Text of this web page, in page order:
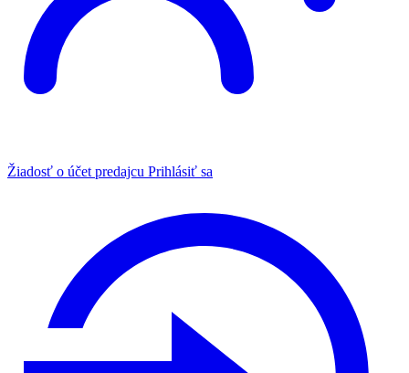
Žiadosť o účet predajcu Prihlásiť sa